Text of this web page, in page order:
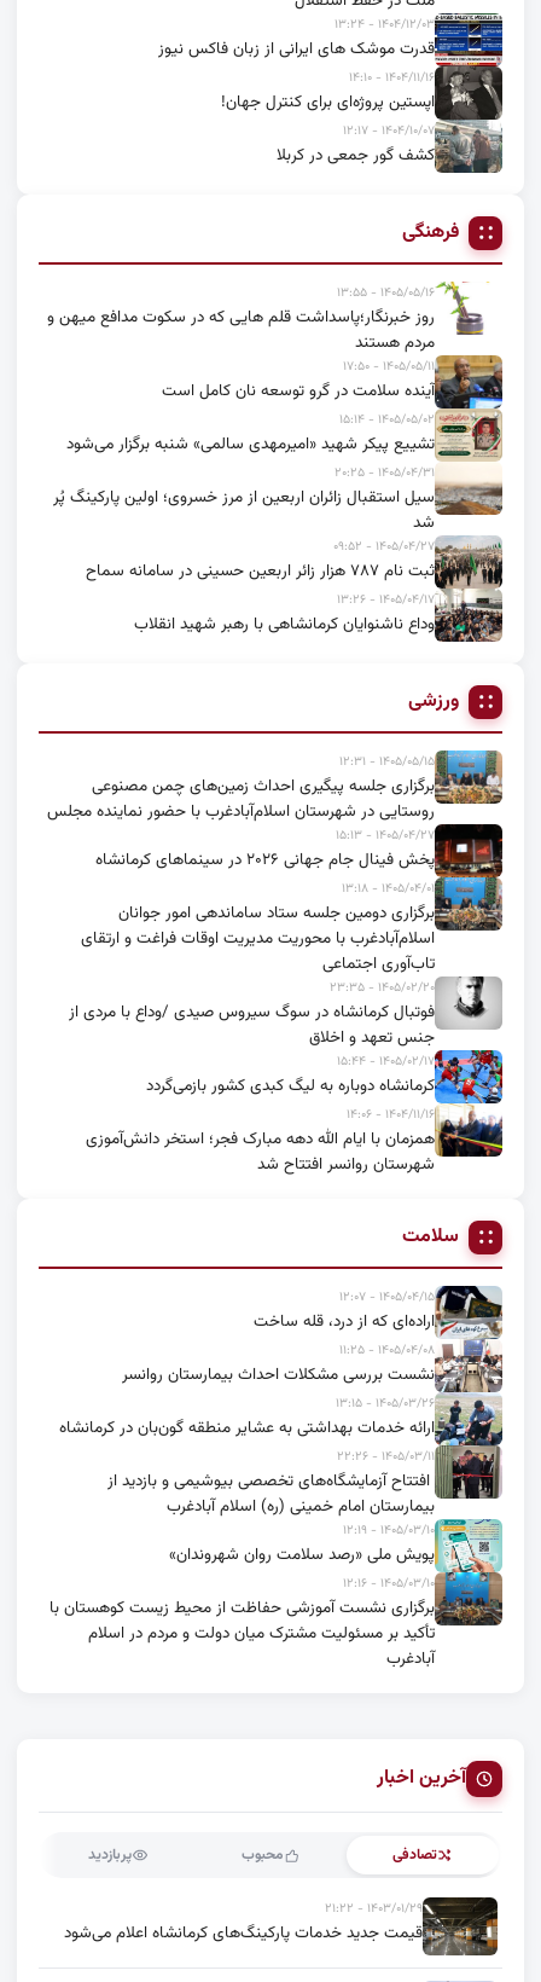
۱۴۰۴/۱۲/۰۳ - ۱۳:۲۴
قدرت موشک های ایرانی از زبان فاکس نیوز
۱۴۰۴/۱۱/۱۶ - ۱۴:۱۰
اپستین پروژه‌ای برای کنترل جهان!
۱۴۰۴/۱۰/۰۷ - ۱۲:۱۷
کشف گور جمعی در کربلا
فرهنگی
۱۴۰۵/۰۵/۱۶ - ۱۳:۵۵
روز خبرنگار؛پاسداشت قلم هایی که در سکوت مدافع میهن و
مردم هستند
۱۴۰۵/۰۵/۱۱ - ۱۷:۵۰
آینده سلامت در گرو توسعه نان کامل است
۱۴۰۵/۰۵/۰۲ - ۱۵:۱۴
تشییع پیکر شهید «امیرمهدی سالمی» شنبه برگزار می‌شود
۱۴۰۵/۰۴/۳۱ - ۲۰:۲۵
سیل استقبال زائران اربعین از مرز خسروی؛ اولین پارکینگ پُر
شد
۱۴۰۵/۰۴/۲۷ - ۰۹:۵۲
ثبت نام ۷۸۷ هزار زائر اربعین حسینی در سامانه سماح
۱۴۰۵/۰۴/۱۷ - ۱۳:۲۶
وداع ناشنوایان کرمانشاهی با رهبر شهید انقلاب
ورزشی
۱۴۰۵/۰۵/۱۵ - ۱۲:۳۱
برگزاری جلسه پیگیری احداث زمین‌های چمن مصنوعی
روستایی در شهرستان اسلام‌آبادغرب با حضور نماینده مجلس
۱۴۰۵/۰۴/۲۷ - ۱۵:۱۳
پخش فینال جام جهانی ۲۰۲۶ در سینماهای کرمانشاه
۱۴۰۵/۰۴/۰۱ - ۱۳:۱۸
برگزاری دومین جلسه ستاد ساماندهی امور جوانان
اسلام‌آبادغرب با محوریت مدیریت اوقات فراغت و ارتقای
تاب‌آوری اجتماعی
۱۴۰۵/۰۲/۲۰ - ۲۳:۳۵
فوتبال کرمانشاه در سوگ سیروس صیدی /وداع با مردی از
جنس تعهد و اخلاق
۱۴۰۵/۰۲/۱۷ - ۱۵:۴۴
کرمانشاه دوباره به لیگ کبدی کشور بازمی‌گردد
۱۴۰۴/۱۱/۱۶ - ۱۴:۰۶
همزمان با ایام الله دهه مبارک فجر؛ استخر دانش‌آموزی
شهرستان روانسر افتتاح شد
سلامت
۱۴۰۵/۰۴/۱۵ - ۱۲:۰۷
اراده‌ای که از درد، قله ساخت
۱۴۰۵/۰۴/۰۸ - ۱۱:۲۵
نشست بررسی مشکلات احداث بیمارستان روانسر
۱۴۰۵/۰۳/۲۶ - ۱۳:۱۵
ارائه خدمات بهداشتی به عشایر منطقه گون‌بان در کرمانشاه
۱۴۰۵/۰۳/۱۱ - ۲۲:۲۶
افتتاح آزمایشگاه‌های تخصصی بیوشیمی و بازدید از
بیمارستان امام خمینی (ره) اسلام آبادغرب
۱۴۰۵/۰۳/۱۰ - ۱۲:۱۹
پویش ملی «رصد سلامت روان شهروندان»
۱۴۰۵/۰۳/۱۰ - ۱۲:۱۶
برگزاری نشست آموزشی حفاظت از محیط زیست کوهستان با
تأکید بر مسئولیت مشترک میان دولت و مردم در اسلام
آبادغرب
آخرین اخبار
تصادفی محبوب پربازدید
۱۴۰۳/۰۱/۲۹ - ۲۱:۲۲
قیمت جدید خدمات پارکینگ‌های کرمانشاه اعلام می‌شود